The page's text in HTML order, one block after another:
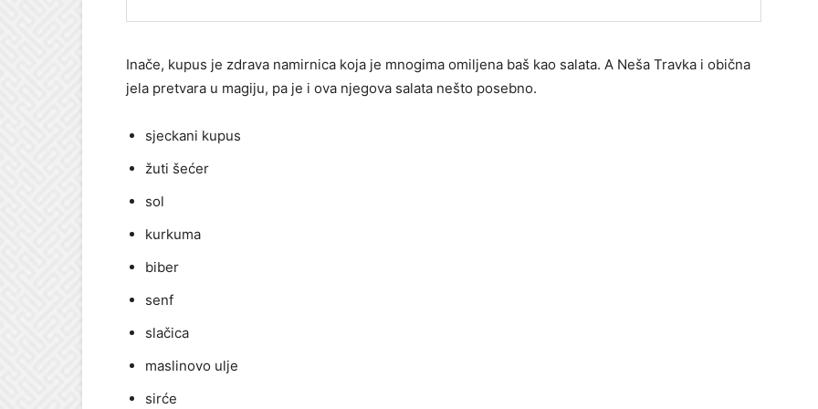
Inače, kupus je zdrava namirnica koja je mnogima omiljena baš kao salata. A Neša Travka i obična
jela pretvara u magiju, pa je i ova njegova salata nešto posebno.
sjeckani kupus
žuti šećer
sol
kurkuma
biber
senf
slačica
maslinovo ulje
sirće